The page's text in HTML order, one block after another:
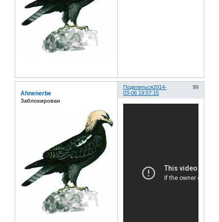
Поделиться 99
2014-
03-06 19:57:15
Ahnenerbe
Заблокирован